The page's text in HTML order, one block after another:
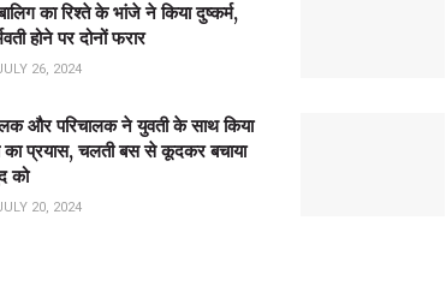
का रिश्ते के भांजे ने किया दुष्कर्म,
होने पर दोनों फरार
26, 2024
और परिचालक ने युवती के साथ किया
का प्रयास, चलती बस से कूदकर बचाया
को
20, 2024